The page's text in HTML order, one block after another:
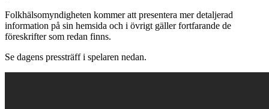
Folkhälsomyndigheten kommer att presentera mer detaljerad
information på sin hemsida och i övrigt gäller fortfarande de
föreskrifter som redan finns.
Se dagens pressträff i spelaren nedan.